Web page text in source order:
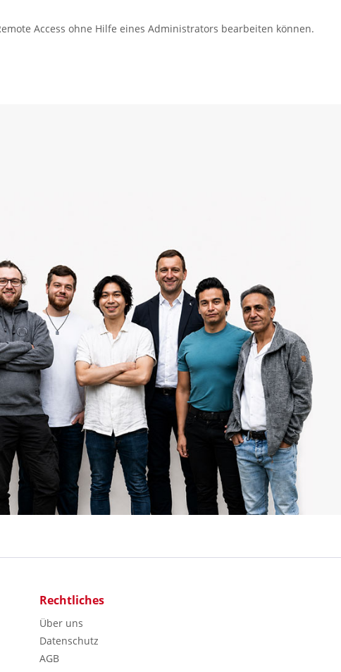
Access ohne Hilfe eines Administrators bearbeiten können.
Rechtliches
Über uns
Datenschutz
AGB